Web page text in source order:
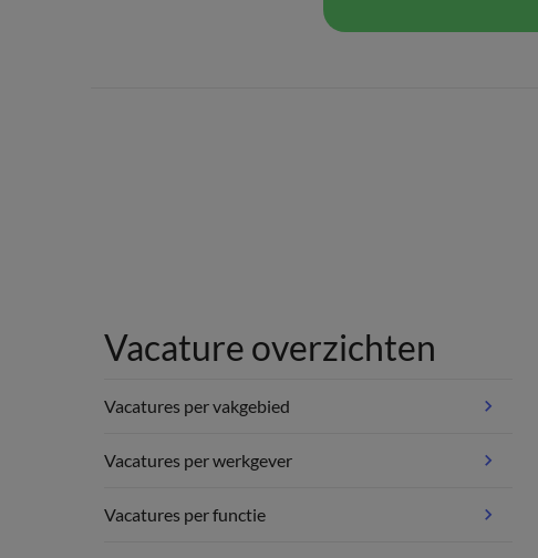
Vacature overzichten
Vacatures per vakgebied
Vacatures per werkgever
Vacatures per functie